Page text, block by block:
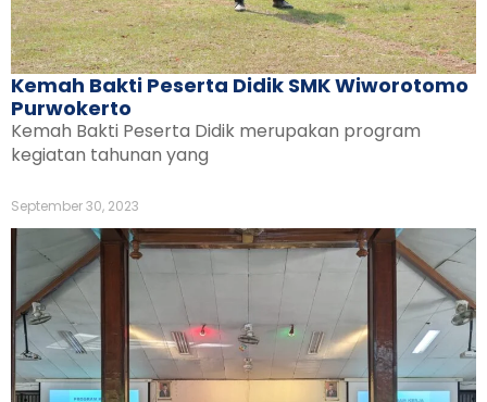
Kemah Bakti Peserta Didik SMK Wiworotomo
Purwokerto
Kemah Bakti Peserta Didik merupakan program
kegiatan tahunan yang
September 30, 2023